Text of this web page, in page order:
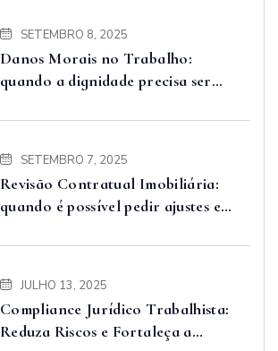
SETEMBRO 8, 2025
Danos Morais no Trabalho:
quando a dignidade precisa ser
SETEMBRO 7, 2025
Revisão Contratual Imobiliária:
quando é possível pedir ajustes e
JULHO 13, 2025
Compliance Jurídico Trabalhista:
Reduza Riscos e Fortaleça a